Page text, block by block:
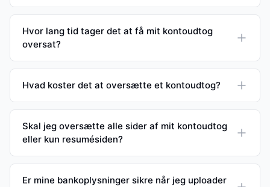
Hvor lang tid tager det at få mit kontoudtog
oversat?
Hvad koster det at oversætte et kontoudtog?
Skal jeg oversætte alle sider af mit kontoudtog
eller kun resumésiden?
Er mine bankoplysninger sikre når jeg uploader